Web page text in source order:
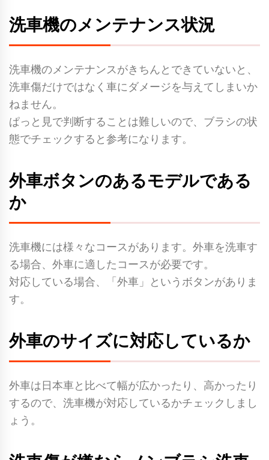
洗車機のメンテナンス状況
洗車機のメンテナンスがきちんとできていないと、
洗車傷だけではなく車にダメージを与えてしまいか
ねません。
ぱっと見で判断することは難しいので、ブラシの状
態でチェックすると参考になります。
外車ボタンのあるモデルである
か
洗車機には様々なコースがあります。外車を洗車す
る場合、外車に適したコースが必要です。
対応している場合、「外車」というボタンがありま
す。
外車のサイズに対応しているか
外車は日本車と比べて幅が広かったり、高かったり
するので、洗車機が対応しているかチェックしまし
ょう。